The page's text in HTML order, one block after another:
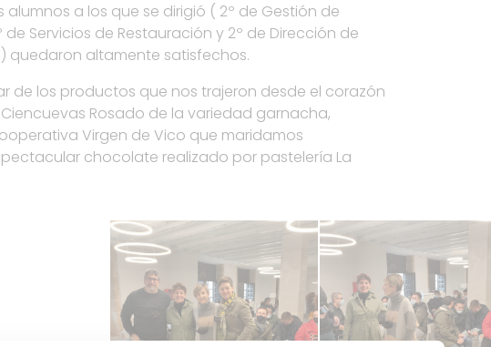
alumnos a los que se dirigió ( 2º de Gestión de
de Servicios de Restauración y 2º de Dirección de
quedaron altamente satisfechos.
de los productos que nos trajeron desde el corazón
Rosado de la variedad garnacha,
Virgen de Vico que maridamos
chocolate realizado por pastelería La